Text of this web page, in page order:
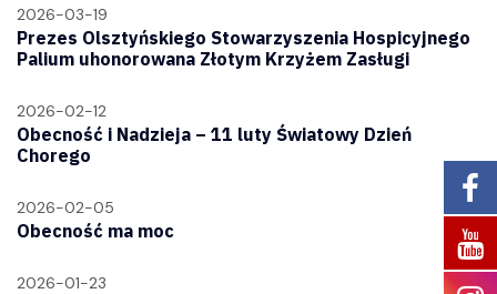
2026-03-19
Prezes Olsztyńskiego Stowarzyszenia Hospicyjnego
Palium uhonorowana Złotym Krzyżem Zasługi
2026-02-12
Obecność i Nadzieja – 11 luty Światowy Dzień
Chorego
2026-02-05
Obecność ma moc
2026-01-23